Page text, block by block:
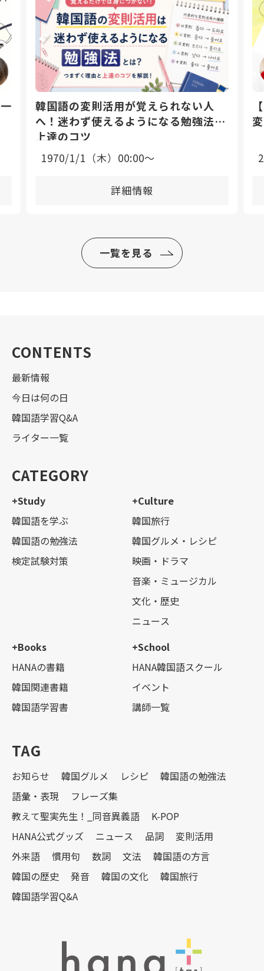
韓国語の変則活用が覚えられない人
へ！迷わず使えるようになる勉強法と
上達のコツ
1970/1/1（木）00:00〜
詳細情報
一覧を見る
CONTENTS
最新情報
今日は何の日
韓国語学習Q&A
ライター一覧
CATEGORY
+Study
韓国語を学ぶ
韓国語の勉強法
検定試験対策
+Culture
韓国旅行
韓国グルメ・レシピ
映画・ドラマ
音楽・ミュージカル
文化・歴史
ニュース
+Books
HANAの書籍
韓国関連書籍
韓国語学習書
+School
HANA韓国語スクール
イベント
講師一覧
TAG
お知らせ 韓国グルメ レシピ
韓国語の勉強法
語彙・表現
フレーズ集
教えて聖実先生！_同音異義語
K-POP
HANA公式グッズ
ニュース 品詞
変則活用
外来語
慣用句 数詞 文法
韓国語の方言
韓国の歴史
発音 韓国の文化
韓国旅行
韓国語学習Q&A